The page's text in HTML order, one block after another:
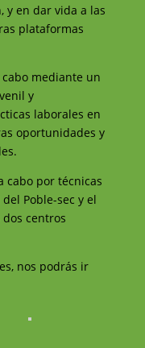
y en dar vida a las
plataformas
mediante un
y
laborales en
oportunidades y
cabo por técnicas
Poble-sec y el
dos centros
nos podrás ir